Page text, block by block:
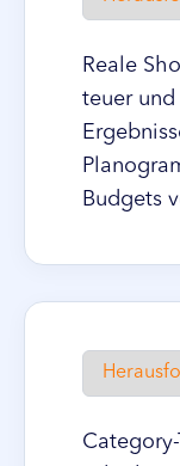
Reale
teuer und
Budgets